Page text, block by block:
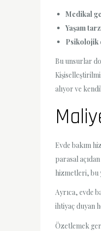
Medikal
Yaşam
Psikolojik
Bu unsurlar
alıyor ve
Evde bakım
parasal
hizmetleri, bu
Ayrıca, evde
ihtiyaç duyan
Özetlemek